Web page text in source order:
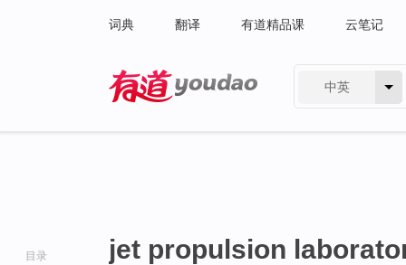
词典 翻译 有道精品课 云笔记
中英
目录 jet propulsion